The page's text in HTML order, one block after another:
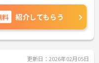
ど、さらに
相談くださ
料 紹介してもらう
更新日：2026年02月05日